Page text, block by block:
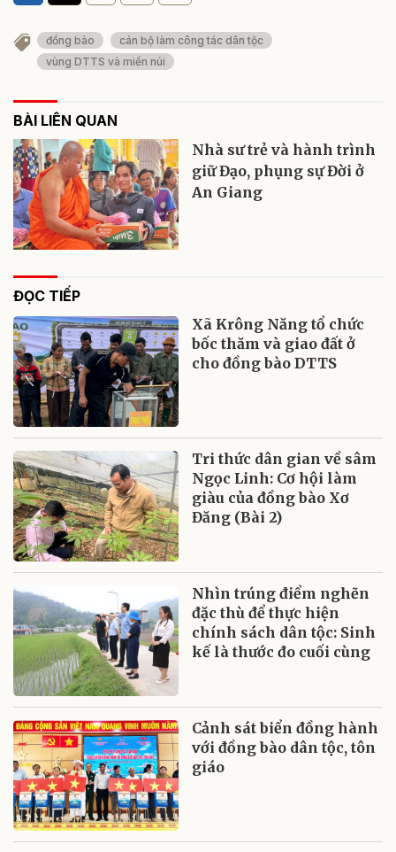
đồng bào
cán bộ làm công tác dân tộc
vùng DTTS và miền núi
BÀI LIÊN QUAN
Nhà sư trẻ và hành trình
giữ Đạo, phụng sự Đời ở
An Giang
ĐỌC TIẾP
Xã Krông Năng tổ chức
bốc thăm và giao đất ở
cho đồng bào DTTS
Tri thức dân gian về sâm
Ngọc Linh: Cơ hội làm
giàu của đồng bào Xơ
Đăng (Bài 2)
Nhìn trúng điểm nghẽn
đặc thù để thực hiện
chính sách dân tộc: Sinh
kế là thước đo cuối cùng
Cảnh sát biển đồng hành
với đồng bào dân tộc, tôn
giáo